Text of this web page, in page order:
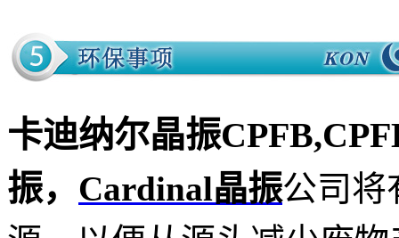
卡迪纳尔晶振
振， Cardinal晶振公司将